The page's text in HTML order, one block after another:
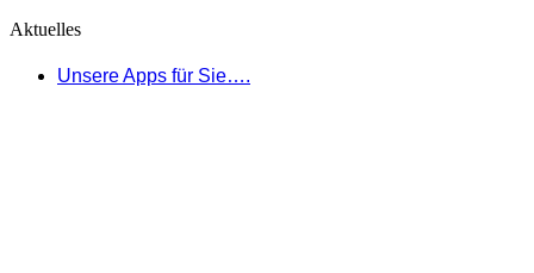
Aktuelles
Unsere Apps für Sie….